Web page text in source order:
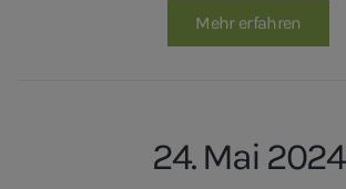
Mehr erfahren
24. Mai 2024